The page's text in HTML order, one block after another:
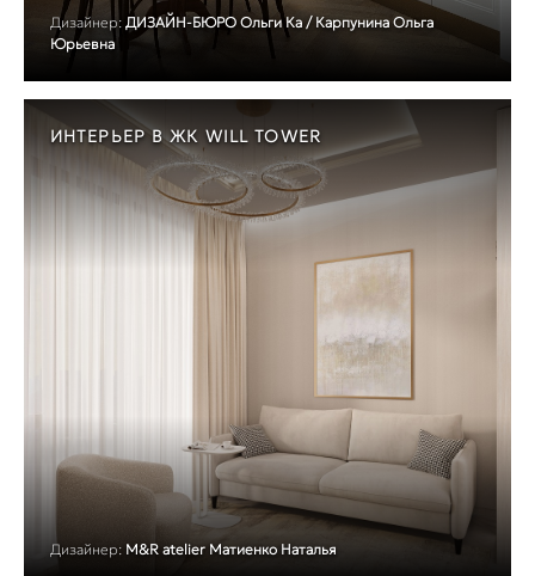
Дизайнер: ДИЗАЙН-БЮРО Ольги Ка / Карпунина Ольга
Юрьевна
ИНТЕРЬЕР В ЖК WILL TOWER
Дизайнер: M&R atelier Матиенко Наталья